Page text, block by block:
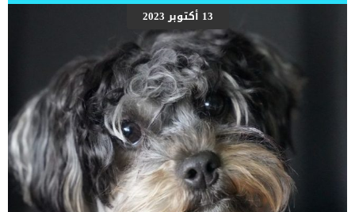
الذي يغلق فيه الفك. يحدث هذا بسبب تهيج العصب القريب من الحجاب
الحاجز. يمكن ان تلاحظ حدوث زغطة القطط لأسباب متنوعة – كثيرًا
بالطريقة نفسها التي يتبعها البشر – وأكثرها شيوعًا هي الإفراط في
تناول الطعام أو تناول الطعام بسرعة كبيرة جدًا. تميل القطط إلى عدم
مضغ الطعام بشكل صحيح، مما يؤدي إلى ابتلاع […]
13 أكتوبر 2023